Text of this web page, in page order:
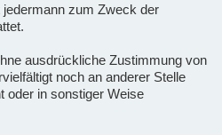
zum Zweck der
ausdrückliche Zustimmung von
noch an anderer Stelle
oder in sonstiger Weise